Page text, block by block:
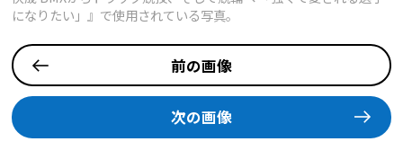
になりたい」』で使用されている写真。
前の画像
次の画像